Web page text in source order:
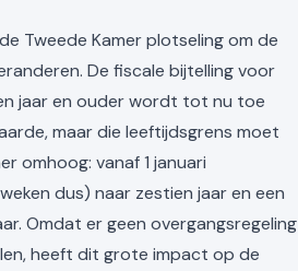
Tweede Kamer plotseling om de
De fiscale bijtelling voor
jaar en ouder wordt tot nu toe
maar die leeftijdsgrens moet
omhoog: vanaf 1 januari
dus) naar zestien jaar en een
Omdat er geen overgangsregeling
heeft dit grote impact op de